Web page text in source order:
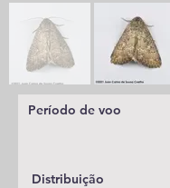
Período de voo
Distribuição